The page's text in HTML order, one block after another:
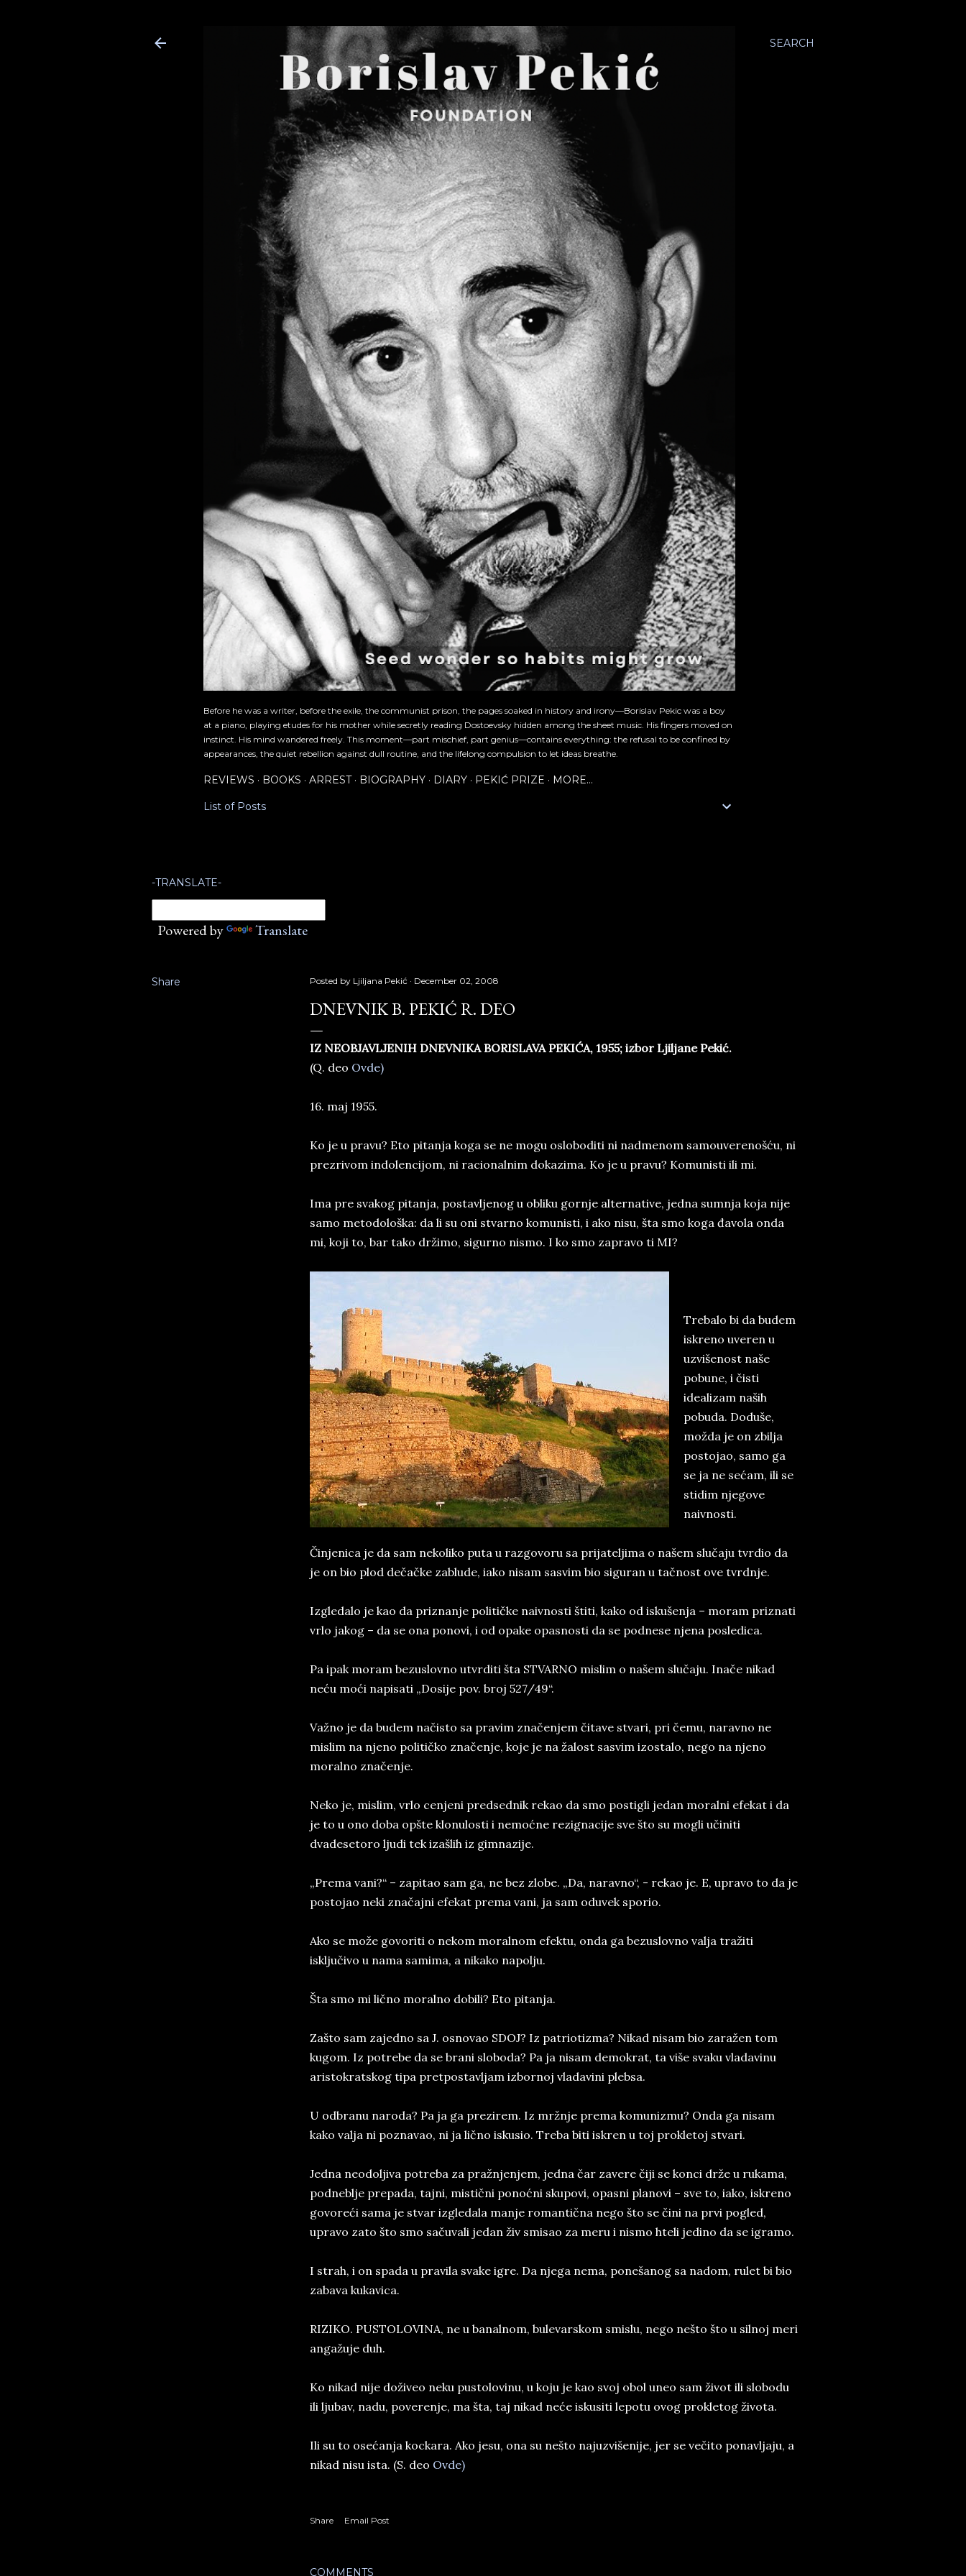
SEARCH
Before he was a writer, before the exile, the communist prison, the pages soaked in history and irony—Borislav Pekic was a boy
at a piano, playing etudes for his mother while secretly reading Dostoevsky hidden among the sheet music. His fingers moved on
instinct. His mind wandered freely. This moment—part mischief, part genius—contains everything: the refusal to be confined by
appearances, the quiet rebellion against dull routine, and the lifelong compulsion to let ideas breathe.
REVIEWS BOOKS ARREST BIOGRAPHY DIARY PEKIĆ PRIZE MORE…
List of Posts
-TRANSLATE-
Powered by Translate
Share Posted by Ljiljana Pekić December 02, 2008
DNEVNIK B. PEKIĆ R. DEO
IZ NEOBJAVLJENIH DNEVNIKA BORISLAVA PEKIĆA, 1955; izbor Ljiljane Pekić.
(Q. deo Ovde)
16. maj 1955.
Ko je u pravu? Eto pitanja koga se ne mogu osloboditi ni nadmenom samouverenošću, ni
prezrivom indolencijom, ni racionalnim dokazima. Ko je u pravu? Komunisti ili mi.
Ima pre svakog pitanja, postavljenog u obliku gornje alternative, jedna sumnja koja nije
samo metodološka: da li su oni stvarno komunisti, i ako nisu, šta smo koga đavola onda
mi, koji to, bar tako držimo, sigurno nismo. I ko smo zapravo ti MI?
Trebalo bi da budem
iskreno uveren u
uzvišenost naše
pobune, i čisti
idealizam naših
pobuda. Doduše,
možda je on zbilja
postojao, samo ga
se ja ne sećam, ili se
stidim njegove
naivnosti.
Činjenica je da sam nekoliko puta u razgovoru sa prijateljima o našem slučaju tvrdio da
je on bio plod dečačke zablude, iako nisam sasvim bio siguran u tačnost ove tvrdnje.
Izgledalo je kao da priznanje političke naivnosti štiti, kako od iskušenja – moram priznati
vrlo jakog – da se ona ponovi, i od opake opasnosti da se podnese njena posledica.
Pa ipak moram bezuslovno utvrditi šta STVARNO mislim o našem slučaju. Inače nikad
neću moći napisati „Dosije pov. broj 527/49“.
Važno je da budem načisto sa pravim značenjem čitave stvari, pri čemu, naravno ne
mislim na njeno političko značenje, koje je na žalost sasvim izostalo, nego na njeno
moralno značenje.
Neko je, mislim, vrlo cenjeni predsednik rekao da smo postigli jedan moralni efekat i da
je to u ono doba opšte klonulosti i nemoćne rezignacije sve što su mogli učiniti
dvadesetoro ljudi tek izašlih iz gimnazije.
„Prema vani?“ – zapitao sam ga, ne bez zlobe. „Da, naravno“, - rekao je. E, upravo to da je
postojao neki značajni efekat prema vani, ja sam oduvek sporio.
Ako se može govoriti o nekom moralnom efektu, onda ga bezuslovno valja tražiti
isključivo u nama samima, a nikako napolju.
Šta smo mi lično moralno dobili? Eto pitanja.
Zašto sam zajedno sa J. osnovao SDOJ? Iz patriotizma? Nikad nisam bio zaražen tom
kugom. Iz potrebe da se brani sloboda? Pa ja nisam demokrat, ta više svaku vladavinu
aristokratskog tipa pretpostavljam izbornoj vladavini plebsa.
U odbranu naroda? Pa ja ga prezirem. Iz mržnje prema komunizmu? Onda ga nisam
kako valja ni poznavao, ni ja lično iskusio. Treba biti iskren u toj prokletoj stvari.
Jedna neodoljiva potreba za pražnjenjem, jedna čar zavere čiji se konci drže u rukama,
podneblje prepada, tajni, mistični ponoćni skupovi, opasni planovi – sve to, iako, iskreno
govoreći sama je stvar izgledala manje romantična nego što se čini na prvi pogled,
upravo zato što smo sačuvali jedan živ smisao za meru i nismo hteli jedino da se igramo.
I strah, i on spada u pravila svake igre. Da njega nema, ponešanog sa nadom, rulet bi bio
zabava kukavica.
RIZIKO. PUSTOLOVINA, ne u banalnom, bulevarskom smislu, nego nešto što u silnoj meri
angažuje duh.
Ko nikad nije doživeo neku pustolovinu, u koju je kao svoj obol uneo sam život ili slobodu
ili ljubav, nadu, poverenje, ma šta, taj nikad neće iskusiti lepotu ovog prokletog života.
Ili su to osećanja kockara. Ako jesu, ona su nešto najuzvišenije, jer se večito ponavljaju, a
nikad nisu ista. (S. deo Ovde)
Share Email Post
COMMENTS